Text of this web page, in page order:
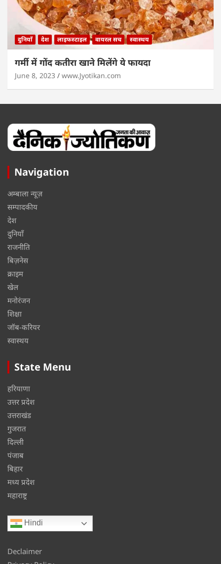
दुनियाँ देश लाइफस्टाइल वायरल सच स्वास्थय
गर्मी में गोंद कतीरा खाने मिलेंगे ये फायदा
June 8, 2023 www.Jyotikan.com
Navigation
अम्बाला न्यूज़
सम्पादकीय
देश
दुनियाँ
राजनीति
बिज़नेस
क्राइम
खेल
मनोरंजन
शिक्षा
जॉब-करियर
स्वास्थय
State Menu
हरियाणा
उत्तर प्रदेश
उत्तराखंड
गुजरात
दिल्ली
पंजाब
बिहार
मध्य प्रदेश
महाराष्ट्र
Hindi
Declaimer